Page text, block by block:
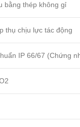
bằng thép không gỉ
thụ chịu lực tác động
IP 66/67 (Chứng